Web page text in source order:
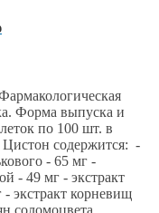
Форма выпуска и
по 100 шт. в
Цистон содержится: -
- 65 мг -
- 49 мг - экстракт
экстракт корневищ
соломоцвета